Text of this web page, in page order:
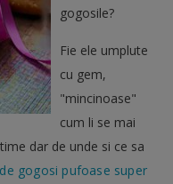
gogosile?
Fie ele umplute
cu gem,
"mincinoase"
cum li se mai
dar de unde si ce sa
gogosi pufoase super